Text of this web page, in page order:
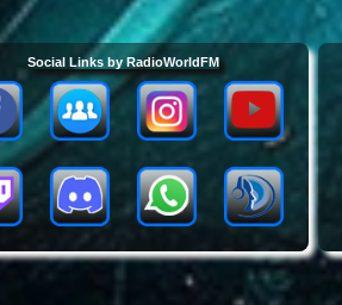
Social Links by RadioWorldFM